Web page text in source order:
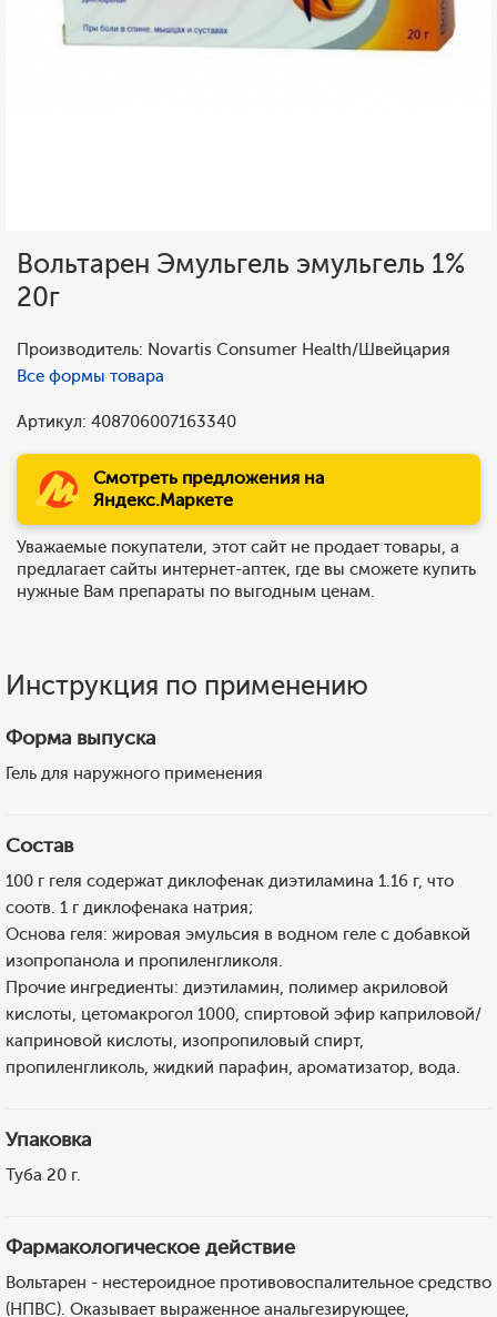
Вольтарен Эмульгель эмульгель 1%
20г
Производитель: Novartis Consumer Health/Швейцария
Все формы товара
Артикул: 408706007163340
Смотреть предложения на
Яндекс.Маркете
Уважаемые покупатели, этот сайт не продает товары, а
предлагает сайты интернет-аптек, где вы сможете купить
нужные Вам препараты по выгодным ценам.
Инструкция по применению
Форма выпуска
Гель для наружного применения
Состав
100 г геля содержат диклофенак диэтиламина 1.16 г, что
соотв. 1 г диклофенака натрия;
Основа геля: жировая эмульсия в водном геле с добавкой
изопропанола и пропиленгликоля.
Прочие ингредиенты: диэтиламин, полимер акриловой
кислоты, цетомакрогол 1000, спиртовой эфир каприловой/
каприновой кислоты, изопропиловый спирт,
пропиленгликоль, жидкий парафин, ароматизатор, вода.
Упаковка
Туба 20 г.
Фармакологическое действие
Вольтарен - нестероидное противовоспалительное средство
(НПВС). Оказывает выраженное анальгезирующее,